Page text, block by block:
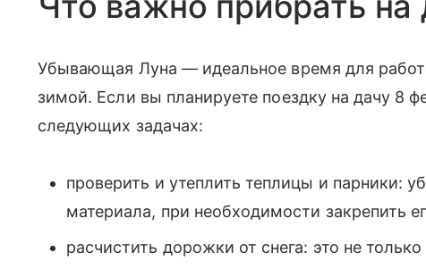
Убывающая Луна — идеальное время для
зимой. Если вы планируете поездку на дачу 8
следующих задачах:
проверить и утеплить теплицы и парники:
материала, при необходимости закрепить
расчистить дорожки от снега: это не